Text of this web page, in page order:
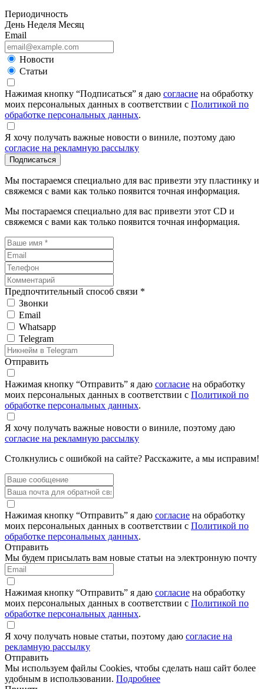
Периодичность
День Неделя Месяц
Email
Новости
Статьи
Нажимая кнопку “Подписаться” я даю согласие на обработку
моих персональных данных в соответствии с Политикой по
обработке персональных данных.
Я хочу получать важные новости о виниле, поэтому даю
согласие на рекламную рассылку
Подписаться
Мы постараемся специально для вас привезти эту пластинку и
свяжемся с вами как только появится точная информация.
Мы постараемся специально для вас привезти этот CD и
свяжемся с вами как только появится точная информация.
Предпочтительный способ связи *
Звонки
Email
Whatsapp
Telegram
Отправить
Нажимая кнопку “Отправить” я даю согласие на обработку
моих персональных данных в соответствии с Политикой по
обработке персональных данных.
Я хочу получать важные новости о виниле, поэтому даю
согласие на рекламную рассылку
Столкнулись с ошибкой на сайте? Расскажите, а мы исправим!
Нажимая кнопку “Отправить” я даю согласие на обработку
моих персональных данных в соответствии с Политикой по
обработке персональных данных.
Отправить
Мы будем присылать вам новые статьи на электронную почту
Нажимая кнопку “Отправить” я даю согласие на обработку
моих персональных данных в соответствии с Политикой по
обработке персональных данных.
Я хочу получать новые статьи, поэтому даю согласие на
рекламную рассылку
Отправить
Мы используем файлы Cookies, чтобы сделать наш сайт более
удобным в использовании. Подробнее